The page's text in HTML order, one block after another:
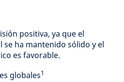
positiva, ya que el
ha mantenido sólido y el
es favorable.
globales1